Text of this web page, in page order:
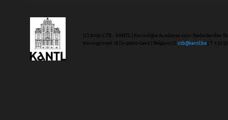
(C) 2020 CTB - KANTL | Koninklijke Academie voor Nederlandse
Koningstraat 18 | b-9000 Gent | Belgium | E ctb@kantl.be | T +32